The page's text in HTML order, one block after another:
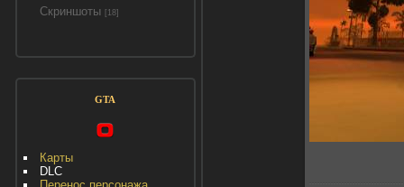
Скриншоты [18]
GTA
Карты
DLC